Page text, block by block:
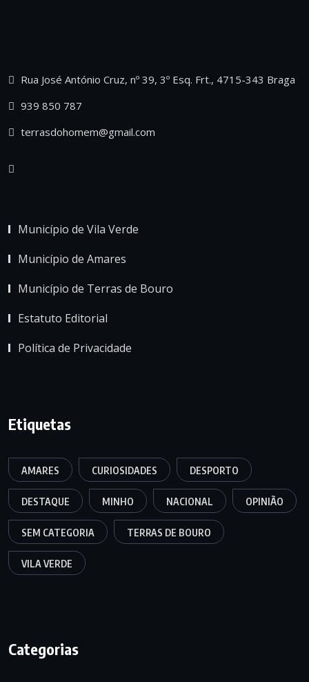
Rua José António Cruz, nº 39, 3º Esq. Frt., 4715-343 Braga
939 850 787
terrasdohomem@gmail.com
Município de Vila Verde
Município de Amares
Município de Terras de Bouro
Estatuto Editorial
Política de Privacidade
Etiquetas
AMARES CURIOSIDADES DESPORTO
DESTAQUE MINHO NACIONAL OPINIÃO
SEM CATEGORIA TERRAS DE BOURO
VILA VERDE
Categorias